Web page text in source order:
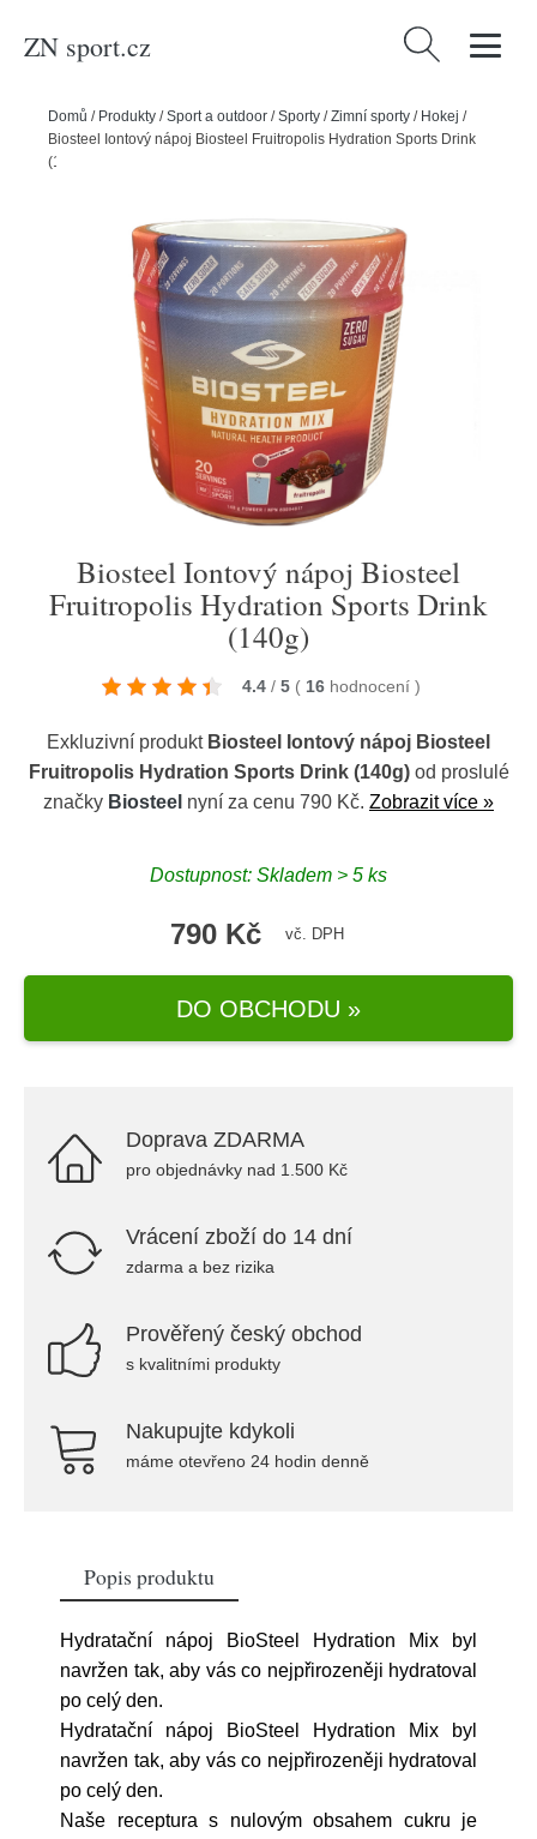
ZN sport.cz Vyhledávání
Domů / Produkty /Sport a outdoor /Sporty /Zimní sporty / Hokej /
Biosteel Iontový nápoj Biosteel Fruitropolis Hydration Sports Drink
(140g)
Biosteel Iontový nápoj Biosteel
Fruitropolis Hydration Sports Drink
(140g)
4.4 / 5 ( 16 hodnocení )
Exkluzivní produkt Biosteel Iontový nápoj Biosteel
Fruitropolis Hydration Sports Drink (140g)od proslulé
značky Biosteel nyní za cenu 790 Kč. Zobrazit více »
Dostupnost: Skladem > 5 ks
790 Kč vč. DPH
DO OBCHODU »
Doprava ZDARMA
pro objednávky nad 1.500 Kč
Vrácení zboží do 14 dní
zdarma a bez rizika
Prověřený český obchod
s kvalitními produkty
Nakupujte kdykoli
máme otevřeno 24 hodin denně
Popis produktu
Hydratační nápoj BioSteel Hydration Mix byl
navržen tak, aby vás co nejpřirozeněji hydratoval
po celý den.
Hydratační nápoj BioSteel Hydration Mix byl
navržen tak, aby vás co nejpřirozeněji hydratoval
po celý den.
Naše receptura s nulovým obsahem cukru je